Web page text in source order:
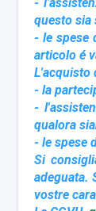
questo sia
- le spese
articolo é
L'acquisto
- la
-
qualora
- le spese
Si
adeguata.
vostre